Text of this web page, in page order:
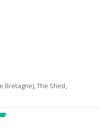
Bretagne), The Shed,